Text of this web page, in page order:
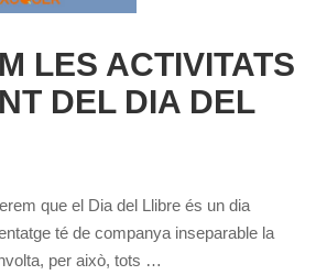
LES ACTIVITATS
DEL DIA DEL
que el Dia del Llibre és un dia
té de companya inseparable la
per això, tots …